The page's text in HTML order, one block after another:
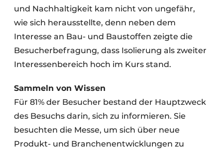
und Nachhaltigkeit kam nicht von ungefähr,
wie sich herausstellte, denn neben dem
Interesse an Bau- und Baustoffen zeigte die
Besucherbefragung, dass Isolierung als zweiter
Interessenbereich hoch im Kurs stand.
Sammeln von Wissen
Für 81% der Besucher bestand der Hauptzweck
des Besuchs darin, sich zu informieren. Sie
besuchten die Messe, um sich über neue
Produkt- und Branchenentwicklungen zu